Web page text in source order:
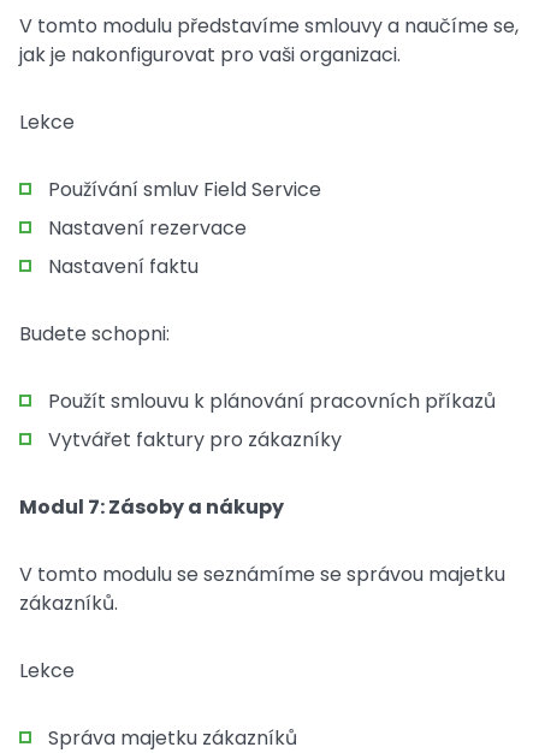
V tomto modulu představíme smlouvy a naučíme se,
jak je nakonfigurovat pro vaši organizaci.
Lekce
Používání smluv Field Service
Nastavení rezervace
Nastavení faktu
Budete schopni:
Použít smlouvu k plánování pracovních příkazů
Vytvářet faktury pro zákazníky
Modul 7: Zásoby a nákupy
V tomto modulu se seznámíme se správou majetku
zákazníků.
Lekce
Správa majetku zákazníků